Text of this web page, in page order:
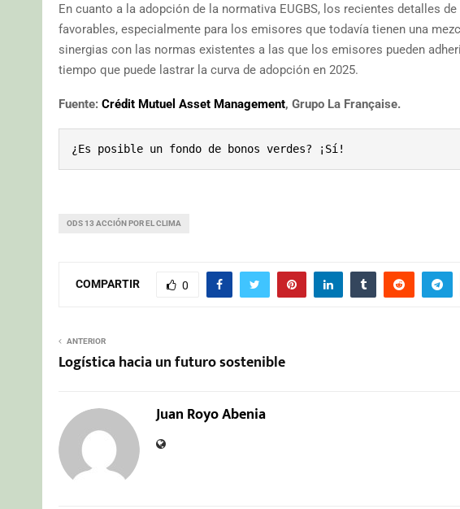
En cuanto a la adopción de la normativa EUGBS, los recientes detalles
favorables, especialmente para los emisores que todavía tienen una
sinergias con las normas existentes a las que los emisores pueden
tiempo que puede lastrar la curva de adopción en 2025.
Fuente: Crédit Mutuel Asset Management, Grupo La Française.
¿Es posible un fondo de bonos verdes? ¡Sí!
ODS 13 ACCIÓN POR EL CLIMA
COMPARTIR 0
ANTERIOR
Logística hacia un futuro sostenible
Juan Royo Abenia